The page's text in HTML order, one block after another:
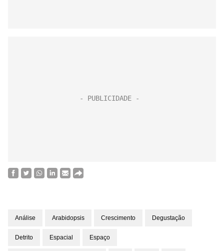
Análise Arabidopsis Crescimento Degustação
Detrito Espacial Espaço